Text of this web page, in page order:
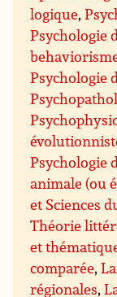
logique,
Psychologie
Psychologie
Psychologie
animale (ou
et Sciences
Théorie
et
comparée,
régionales,